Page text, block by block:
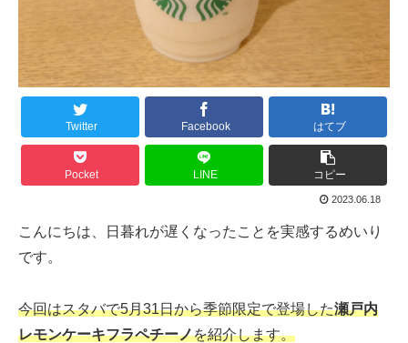
Twitter Facebook はてブ
Pocket LINE コピー
2023.06.18
こんにちは、日暮れが遅くなったことを実感するめいり
です。
今回はスタバで5月31日から季節限定で登場した瀬戸内
レモンケーキフラペチーノを紹介します。